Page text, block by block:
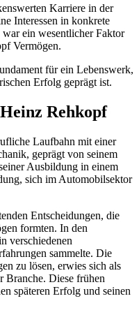
Karriere in der
Interessen in konkrete
ein wesentlicher Faktor
Vermögen.
für ein Lebenswerk,
Erfolg geprägt ist.
Rehkopf
Laufbahn mit einer
geprägt von seinem
Ausbildung in einem
sich im Automobilsektor
Entscheidungen, die
formten. In den
verschiedenen
sammelte. Die
zu lösen, erwies sich als
Branche. Diese frühen
späteren Erfolg und seinen